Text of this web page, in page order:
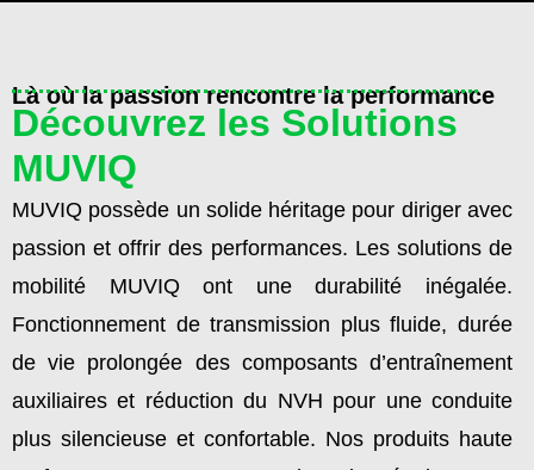
Là où la passion rencontre la performance
Découvrez les Solutions
MUVIQ
MUVIQ possède un solide héritage pour diriger avec
passion et offrir des performances. Les solutions de
mobilité MUVIQ ont une durabilité inégalée.
Fonctionnement de transmission plus fluide, durée
de vie prolongée des composants d’entraînement
auxiliaires et réduction du NVH pour une conduite
plus silencieuse et confortable. Nos produits haute